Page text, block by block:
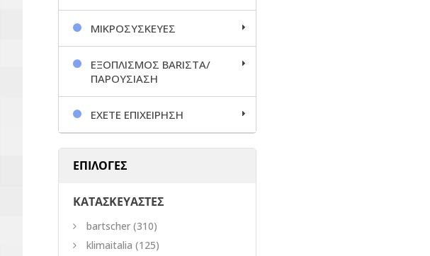
ΜΙΚΡΟΣΥΣΚΕΥΕΣ
ΕΞΟΠΛΙΣΜΟΣ BARΙΣΤΑ/
ΠΑΡΟΥΣΙΑΣΗ
ΕΧΕΤΕ ΕΠΙΧΕΙΡΗΣΗ
ΕΠΙΛΟΓΕΣ
ΚΑΤΑΣΚΕΥΑΣΤΕΣ
bartscher (310)
klimaitalia (125)